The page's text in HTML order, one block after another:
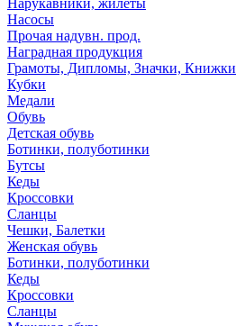
Нарукавники, жилеты
Насосы
Прочая надувн. прод.
Наградная продукция
Грамоты, Дипломы, Значки, Книжки
Кубки
Медали
Обувь
Детская обувь
Ботинки, полуботинки
Бутсы
Кеды
Кроссовки
Сланцы
Чешки, Балетки
Женская обувь
Ботинки, полуботинки
Кеды
Кроссовки
Сланцы